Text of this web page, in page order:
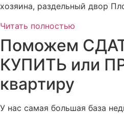
хозяина, раздельный двор
Читать полностью
Поможем
КУПИТЬ или
квартиру
У нас самая большая база